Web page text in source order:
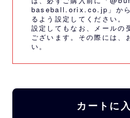
baseball.orix.co.jp」から
るよう設定してください。
設定してもなお、メールの
ございます。その際には、
い。
カートに